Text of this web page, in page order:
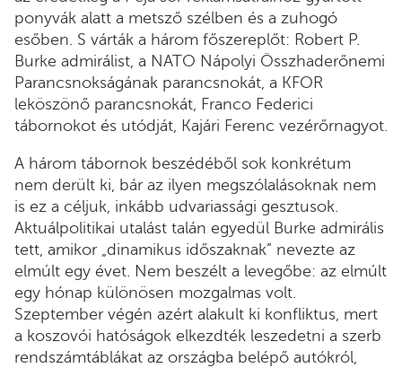
ponyvák alatt a metsző szélben és a zuhogó
esőben. S várták a három főszereplőt: Robert P.
Burke admirálist, a NATO Nápolyi Összhaderőnemi
Parancsnokságának parancsnokát, a KFOR
leköszönő parancsnokát, Franco Federici
tábornokot és utódját, Kajári Ferenc vezérőrnagyot.
A három tábornok beszédéből sok konkrétum
nem derült ki, bár az ilyen megszólalásoknak nem
is ez a céljuk, inkább udvariassági gesztusok.
Aktuálpolitikai utalást talán egyedül Burke admirális
tett, amikor „dinamikus időszaknak” nevezte az
elmúlt egy évet. Nem beszélt a levegőbe: az elmúlt
egy hónap különösen mozgalmas volt.
Szeptember végén azért alakult ki konfliktus, mert
a koszovói hatóságok elkezdték leszedetni a szerb
rendszámtáblákat az országba belépő autókról,